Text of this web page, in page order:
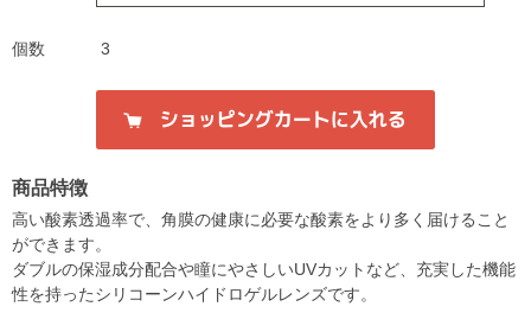
個数 3
商品特徴
高い酸素透過率で、角膜の健康に必要な酸素をより多く届けること
ができます。
ダブルの保湿成分配合や瞳にやさしいUVカットなど、充実した機能
性を持ったシリコーンハイドロゲルレンズです。